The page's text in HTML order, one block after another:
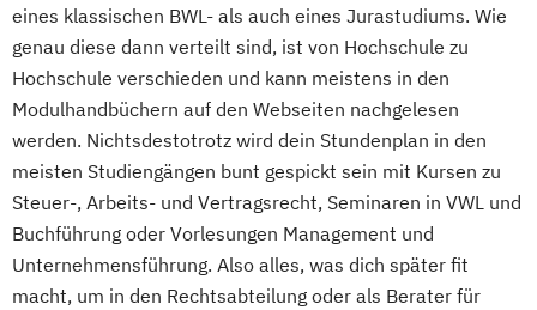
eines klassischen BWL- als auch eines Jurastudiums. Wie
genau diese dann verteilt sind, ist von Hochschule zu
Hochschule verschieden und kann meistens in den
Modulhandbüchern auf den Webseiten nachgelesen
werden. Nichtsdestotrotz wird dein Stundenplan in den
meisten Studiengängen bunt gespickt sein mit Kursen zu
Steuer-, Arbeits- und Vertragsrecht, Seminaren in VWL und
Buchführung oder Vorlesungen Management und
Unternehmensführung. Also alles, was dich später fit
macht, um in den Rechtsabteilung oder als Berater für